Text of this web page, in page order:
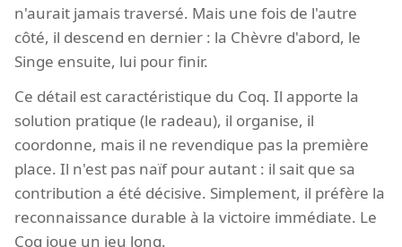
n'aurait jamais traversé. Mais une fois de l'autre
côté, il descend en dernier : la Chèvre d'abord, le
Singe ensuite, lui pour finir.
Ce détail est caractéristique du Coq. Il apporte la
solution pratique (le radeau), il organise, il
coordonne, mais il ne revendique pas la première
place. Il n'est pas naïf pour autant : il sait que sa
contribution a été décisive. Simplement, il préfère la
reconnaissance durable à la victoire immédiate. Le
Coq joue un jeu long.